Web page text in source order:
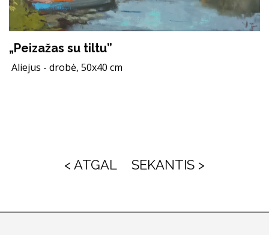
„Peizažas su tiltu”
Aliejus - drobė, 50x40 cm
< ATGAL SEKANTIS >